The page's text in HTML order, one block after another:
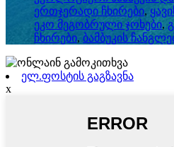
ერთჯერადი ჩხირები,
ეკო მეგობრული ჯოხები,
ჩხირები, ბამბუკის
ელ.ფოსტის გაგზავნა
x